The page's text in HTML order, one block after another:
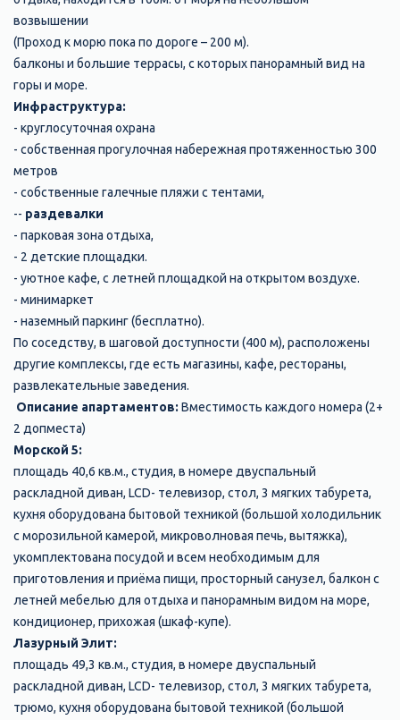
возвышении
(Проход к морю пока по дороге – 200 м).
балконы и большие террасы, с которых панорамный вид на
горы и море.
Инфраструктура:
- круглосуточная охрана
- собственная прогулочная набережная протяженностью 300
метров
- собственные галечные пляжи с тентами,
-- раздевалки
- парковая зона отдыха,
- 2 детские площадки.
- уютное кафе, с летней площадкой на открытом воздухе.
- минимаркет
- наземный паркинг (бесплатно).
По соседству, в шаговой доступности (400 м), расположены
другие комплексы, где есть магазины, кафе, рестораны,
развлекательные заведения.
Описание апартаментов: Вместимость каждого номера (2+
2 допместа)
Морской 5:
площадь 40,6 кв.м., студия, в номере двуспальный
раскладной диван, LCD- телевизор, стол, 3 мягких табурета,
кухня оборудована бытовой техникой (большой холодильник
с морозильной камерой, микроволновая печь, вытяжка),
укомплектована посудой и всем необходимым для
приготовления и приёма пищи, просторный санузел, балкон с
летней мебелью для отдыха и панорамным видом на море,
кондиционер, прихожая (шкаф-купе).
Лазурный Элит:
площадь 49,3 кв.м., студия, в номере двуспальный
раскладной диван, LCD- телевизор, стол, 3 мягких табурета,
трюмо, кухня оборудована бытовой техникой (большой